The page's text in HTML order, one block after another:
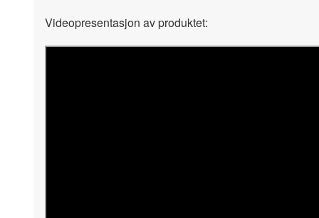
Videopresentasjon av produktet: